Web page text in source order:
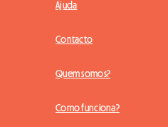
Ajuda
Contacto
Quem somos?
Como funciona?